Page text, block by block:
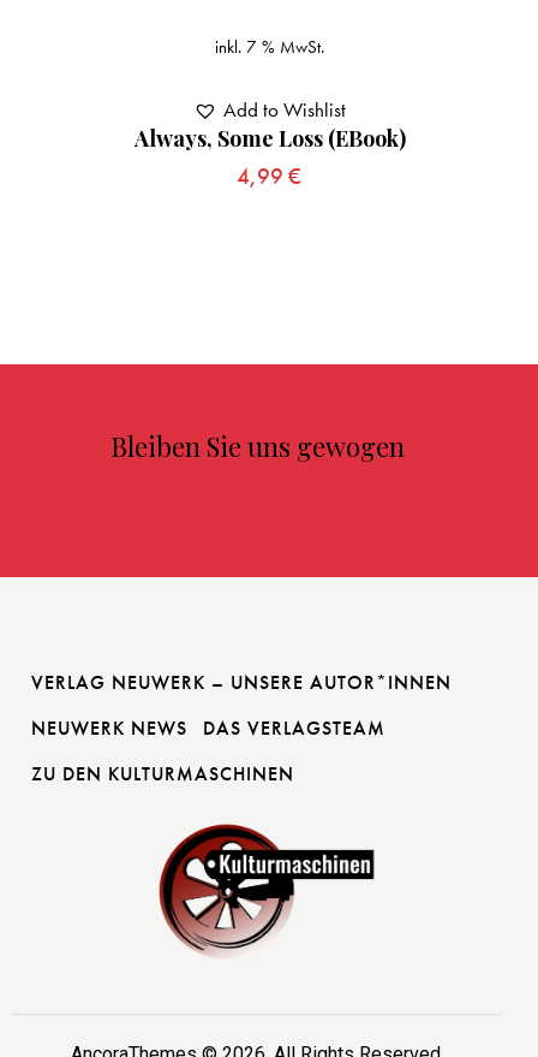
Always, Some Loss (eBook)
4,99 €
inkl. 7 % MwSt.
Add to Wishlist
Bleiben Sie uns gewogen
VERLAG NEUWERK – UNSERE AUTOR*INNEN
NEUWERK NEWS
DAS VERLAGSTEAM
ZU DEN KULTURMASCHINEN